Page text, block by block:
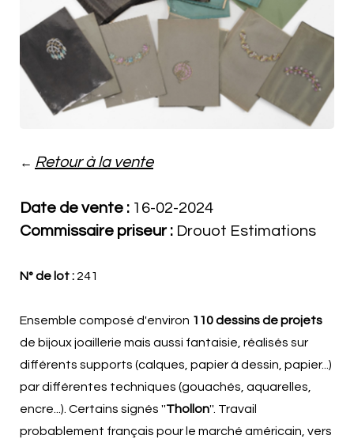
← Retour à la vente
Date de vente : 16-02-2024
Commissaire priseur : Drouot Estimations
N° de lot : 241
Ensemble composé d'environ 110 dessins de projets
de bijoux joaillerie mais aussi fantaisie, réalisés sur
différents supports (calques, papier à dessin, papier...)
par différentes techniques (gouachés, aquarelles,
encre...). Certains signés ''Thollon''. Travail
probablement français pour le marché américain, vers